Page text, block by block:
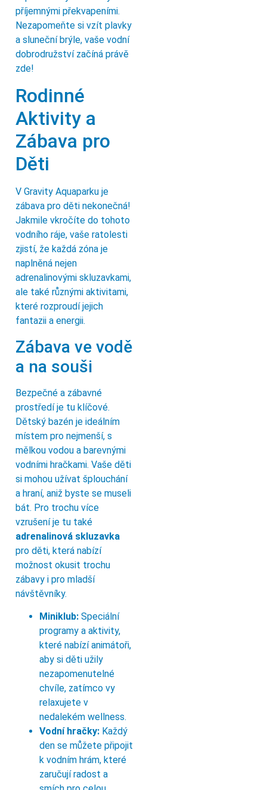
příjemnými překvapeními.
Nezapomeňte si vzít plavky
a sluneční brýle, vaše vodní
dobrodružství začíná právě
zde!
Rodinné
Aktivity a
Zábava pro
Děti
V Gravity Aquaparku je
zábava pro děti nekonečná!
Jakmile vkročíte do tohoto
vodního ráje, vaše ratolesti
zjistí, že každá zóna je
naplněná nejen
adrenalinovými skluzavkami,
ale také různými aktivitami,
které rozproudí jejich
fantazii a energii.
Zábava ve vodě
a na souši
Bezpečné a zábavné
prostředí je tu klíčové.
Dětský bazén je ideálním
místem pro nejmenší, s
mělkou vodou a barevnými
vodními hračkami. Vaše děti
si mohou užívat šplouchání
a hraní, aniž byste se museli
bát. Pro trochu více
vzrušení je tu také
adrenalinová skluzavka
pro děti, která nabízí
možnost okusit trochu
zábavy i pro mladší
návštěvníky.
Miniklub: Speciální
programy a aktivity,
které nabízí animátoři,
aby si děti užily
nezapomenutelné
chvíle, zatímco vy
relaxujete v
nedalekém wellness.
Vodní hračky: Každý
den se můžete připojit
k vodním hrám, které
zaručují radost a